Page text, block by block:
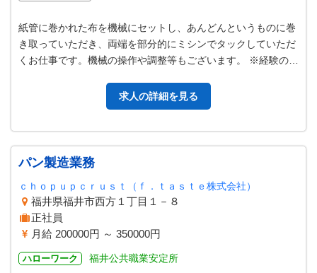
紙管に巻かれた布を機械にセットし、あんどんというものに巻
き取っていただき、両端を部分的にミシンでタックしていただ
くお仕事です。機械の操作や調整等もございます。 ※経験のな
求人の詳細を見る
パン製造業務
ｃｈｏｐｕｐｃｒｕｓｔ（ｆ．ｔａｓｔｅ株式会社）
福井県福井市西方１丁目１－８
正社員
月給 200000円 ～ 350000円
ハローワーク 福井公共職業安定所